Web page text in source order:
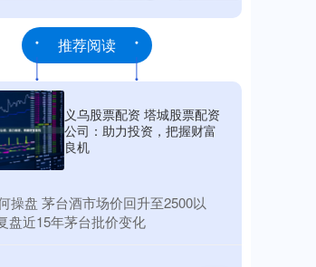
推荐阅读
义乌股票配资 塔城股票配资
公司：助力投资，把握财富
良机
操盘 茅台酒市场价回升至2500以
盘近15年茅台批价变化